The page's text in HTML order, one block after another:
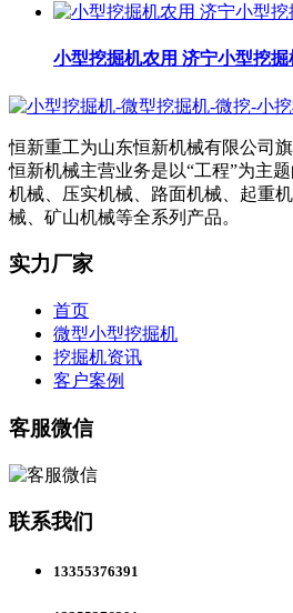
小型挖掘机农用 济宁小型挖掘
恒新重工为山东恒新机械有限公司旗
恒新机械主营业务是以“工程”为主
机械、压实机械、路面机械、起重
械、矿山机械等全系列产品。
实力厂家
首页
微型小型挖掘机
挖掘机资讯
客户案例
客服微信
联系我们
13355376391